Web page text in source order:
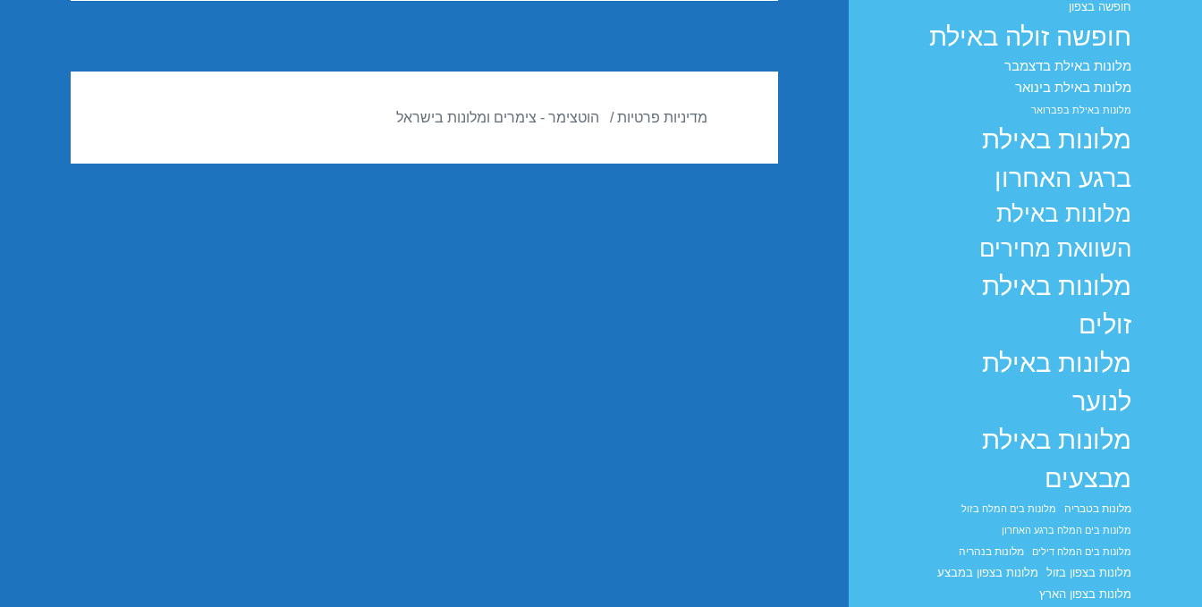
חופשה בצפון
חופשה זולה באילת
מלונות באילת בדצמבר
מלונות באילת בינואר
מלונות באילת בפברואר
מלונות באילת
ברגע האחרון
מלונות באילת
השוואת מחירים
מלונות באילת
זולים
מלונות באילת
לנוער
מלונות באילת
מבצעים
מלונות בטבריה
מלונות בים המלח בזול
מלונות בים המלח ברגע האחרון
מלונות בים המלח דילים
מלונות בנהריה
מלונות בצפון בזול
מלונות בצפון במבצע
מלונות בצפון הארץ
מדיניות פרטיות הוטצימר - צימרים ומלונות בישראל